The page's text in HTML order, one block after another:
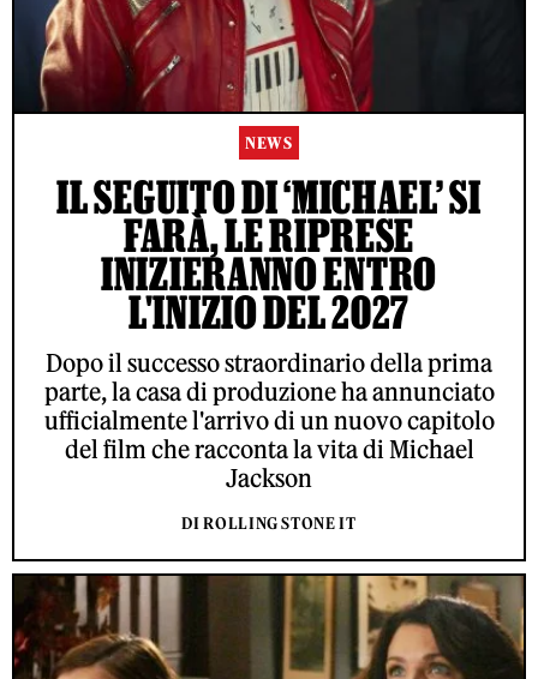
NEWS
IL SEGUITO DI ‘MICHAEL’ SI
FARÀ, LE RIPRESE
INIZIERANNO ENTRO
L'INIZIO DEL 2027
Dopo il successo straordinario della prima
parte, la casa di produzione ha annunciato
ufficialmente l'arrivo di un nuovo capitolo
del film che racconta la vita di Michael
Jackson
DI ROLLING STONE IT